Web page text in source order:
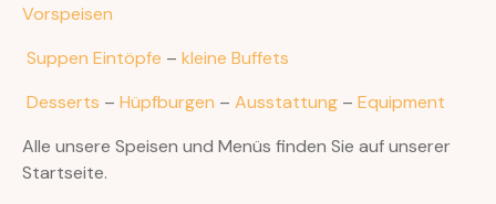
Vorspeisen
Suppen Eintöpfe – kleine Buffets
Desserts – Hüpfburgen – Ausstattung – Equipment
Alle unsere Speisen und Menüs finden Sie auf unserer
Startseite.